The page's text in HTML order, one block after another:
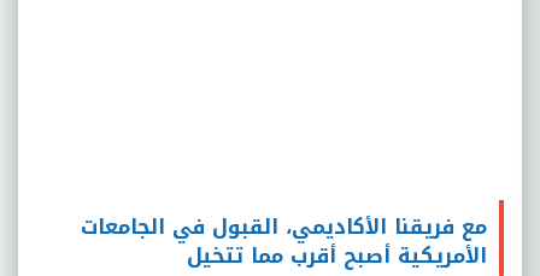
مع فريقنا الأكاديمي، القبول في الجامعات
الأمريكية أصبح أقرب مما تتخيل